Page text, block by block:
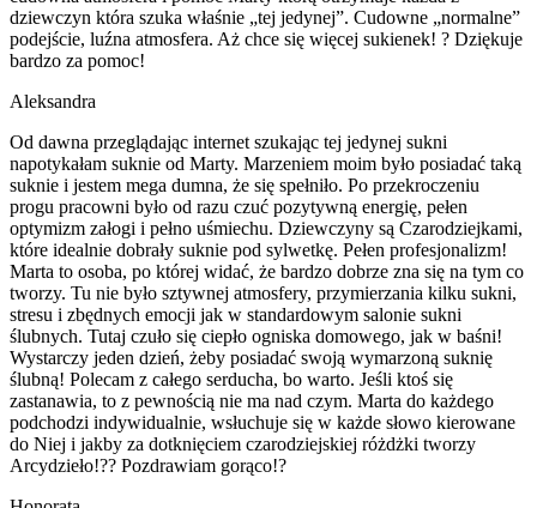
dziewczyn która szuka właśnie „tej jedynej”. Cudowne „normalne”
podejście, luźna atmosfera. Aż chce się więcej sukienek! ? Dziękuje
bardzo za pomoc!
Aleksandra
Od dawna przeglądając internet szukając tej jedynej sukni
napotykałam suknie od Marty. Marzeniem moim było posiadać taką
suknie i jestem mega dumna, że się spełniło. Po przekroczeniu
progu pracowni było od razu czuć pozytywną energię, pełen
optymizm załogi i pełno uśmiechu. Dziewczyny są Czarodziejkami,
które idealnie dobrały suknie pod sylwetkę. Pełen profesjonalizm!
Marta to osoba, po której widać, że bardzo dobrze zna się na tym co
tworzy. Tu nie było sztywnej atmosfery, przymierzania kilku sukni,
stresu i zbędnych emocji jak w standardowym salonie sukni
ślubnych. Tutaj czuło się ciepło ogniska domowego, jak w baśni!
Wystarczy jeden dzień, żeby posiadać swoją wymarzoną suknię
ślubną! Polecam z całego serducha, bo warto. Jeśli ktoś się
zastanawia, to z pewnością nie ma nad czym. Marta do każdego
podchodzi indywidualnie, wsłuchuje się w każde słowo kierowane
do Niej i jakby za dotknięciem czarodziejskiej różdżki tworzy
Arcydzieło!?? Pozdrawiam gorąco!?